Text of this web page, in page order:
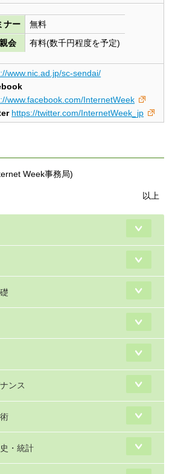
ナー
無料
会
有料(数千円程度を予定)
www.nic.ad.jp/sc-sendai/
www.facebook.com/InternetWeek
https://twitter.com/InternetWeek_jp
Week事務局)
以上
ンス
・統計